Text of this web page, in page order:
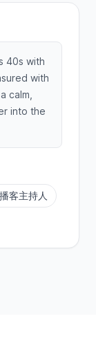
40s with
with
calm,
into the
播客主持人